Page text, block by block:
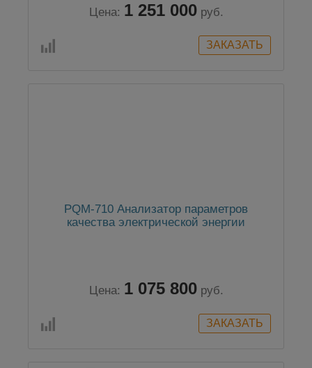
Цена: 1 251 000 руб.
PQM-710 Анализатор параметров
качества электрической энергии
Цена: 1 075 800 руб.